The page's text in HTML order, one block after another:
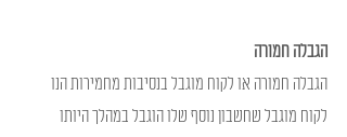
הגבלה חמורה
הגבלה חמורה או לקוח מוגבל בנסיבות מחמירות הנו
לקוח מוגבל שחשבון נוסף שלו הוגבל במהלך היותו